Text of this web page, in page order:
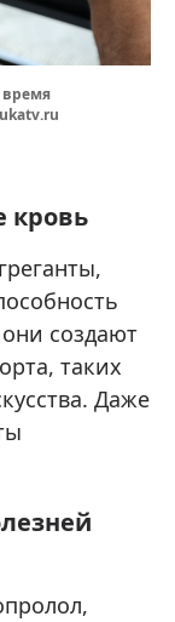
время
создают
таких
Даже